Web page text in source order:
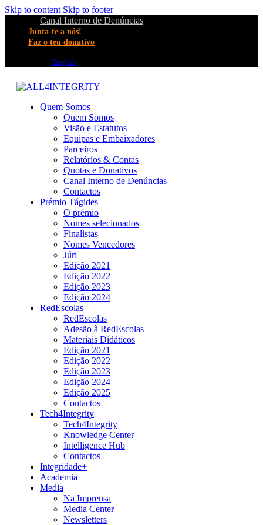
Skip to content Skip to footer
Canal Interno de Denúncias
Junta-te a nós!
Faz o teu donativo
English
Quem Somos
Quem Somos
Visão e Estatutos
Equipas e Embaixadores
Parceiros
Relatórios & Contas
Quotas e Donativos
Canal Interno de Denúncias
Contactos
Prémio Tágides
O prémio
Nomes selecionados
Finalistas
Nomes Vencedores
Júri
Edição 2021
Edição 2022
Edição 2023
Edição 2024
RedEscolas
RedEscolas
Adesão à RedEscolas
Materiais Didáticos
Edição 2021
Edição 2022
Edição 2023
Edição 2024
Edição 2025
Contactos
Tech4Integrity
Tech4Integrity
Knowledge Center
Intelligence Hub
Contactos
Integridade+
Academia
Media
Na Imprensa
Media Center
Newsletters